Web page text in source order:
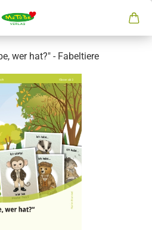
wer hat?" - Fabeltiere